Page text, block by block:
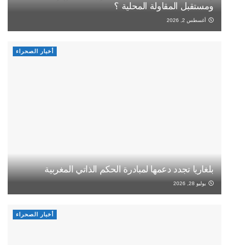
ومستقبل المقاولة المحلية ؟
أغسطس 2, 2026
أخبار الصحراء
بلغاريا تجدد دعمها لمبادرة الحكم الذاتي المغربية
يوليو 28, 2026
أخبار الصحراء